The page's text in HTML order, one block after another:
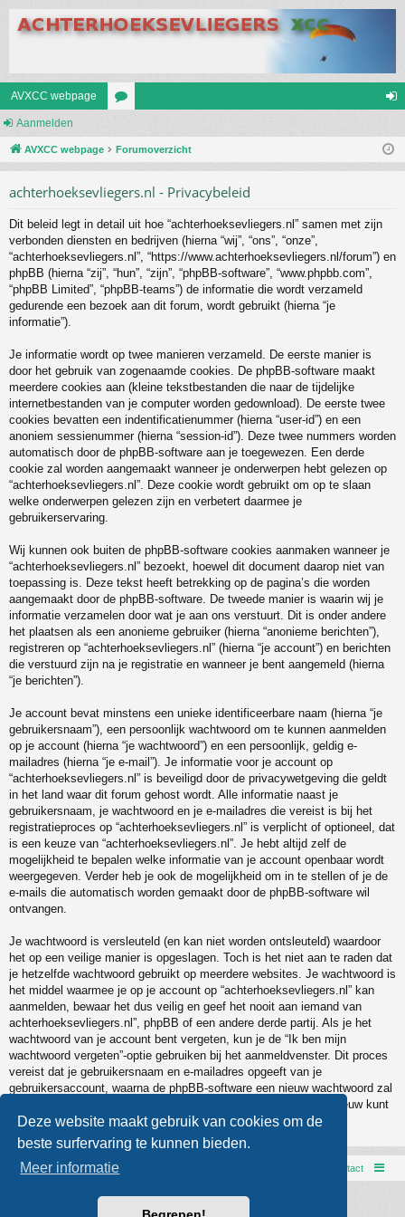
Deze website maakt gebruik van cookies om de
beste surfervaring te kunnen bieden.
Meer informatie
AVXCC webpage
u
s
m
Aanmelden
AVXCC webpage Forumoverzicht
achterhoeksevliegers.nl - Privacybeleid
Dit beleid legt in detail uit hoe “achterhoeksevliegers.nl” samen met zijn
verbonden diensten en bedrijven (hierna “wij”, “ons”, “onze”,
“achterhoeksevliegers.nl”, “https://www.achterhoeksevliegers.nl/forum”) en
phpBB (hierna “zij”, “hun”, “zijn”, “phpBB-software”, “www.phpbb.com”,
“phpBB Limited”, “phpBB-teams”) de informatie die wordt verzameld
gedurende een bezoek aan dit forum, wordt gebruikt (hierna “je
informatie”).
Je informatie wordt op twee manieren verzameld. De eerste manier is
door het gebruik van zogenaamde cookies. De phpBB-software maakt
meerdere cookies aan (kleine tekstbestanden die naar de tijdelijke
internetbestanden van je computer worden gedownload). De eerste twee
cookies bevatten een indentificatienummer (hierna “user-id”) en een
anoniem sessienummer (hierna “session-id”). Deze twee nummers worden
automatisch door de phpBB-software aan je toegewezen. Een derde
cookie zal worden aangemaakt wanneer je onderwerpen hebt gelezen op
“achterhoeksevliegers.nl”. Deze cookie wordt gebruikt om op te slaan
welke onderwerpen gelezen zijn en verbetert daarmee je
gebruikerservaring.
Wij kunnen ook buiten de phpBB-software cookies aanmaken wanneer je
“achterhoeksevliegers.nl” bezoekt, hoewel dit document daarop niet van
toepassing is. Deze tekst heeft betrekking op de pagina’s die worden
aangemaakt door de phpBB-software. De tweede manier is waarin wij je
informatie verzamelen door wat je aan ons verstuurt. Dit is onder andere
het plaatsen als een anonieme gebruiker (hierna “anonieme berichten”),
registreren op “achterhoeksevliegers.nl” (hierna “je account”) en berichten
die verstuurd zijn na je registratie en wanneer je bent aangemeld (hierna
“je berichten”).
Je account bevat minstens een unieke identificeerbare naam (hierna “je
gebruikersnaam”), een persoonlijk wachtwoord om te kunnen aanmelden
op je account (hierna “je wachtwoord”) en een persoonlijk, geldig e-
mailadres (hierna “je e-mail”). Je informatie voor je account op
“achterhoeksevliegers.nl” is beveiligd door de privacywetgeving die geldt
in het land waar dit forum gehost wordt. Alle informatie naast je
gebruikersnaam, je wachtwoord en je e-mailadres die vereist is bij het
registratieproces op “achterhoeksevliegers.nl” is verplicht of optioneel, dat
is een keuze van “achterhoeksevliegers.nl”. Je hebt altijd zelf de
mogelijkheid te bepalen welke informatie van je account openbaar wordt
weergegeven. Verder heb je ook de mogelijkheid om in te stellen of je de
e-mails die automatisch worden gemaakt door de phpBB-software wil
ontvangen.
Je wachtwoord is versleuteld (en kan niet worden ontsleuteld) waardoor
het op een veilige manier is opgeslagen. Toch is het niet aan te raden dat
je hetzelfde wachtwoord gebruikt op meerdere websites. Je wachtwoord is
het middel waarmee je op je account op “achterhoeksevliegers.nl” kan
aanmelden, bewaar het dus veilig en geef het nooit aan iemand van
achterhoeksevliegers.nl”, phpBB of een andere derde partij. Als je het
wachtwoord van je account bent vergeten, kun je de “Ik ben mijn
wachtwoord vergeten”-optie gebruiken bij het aanmeldvenster. Dit proces
vereist dat je gebruikersnaam en e-mailadres opgeeft van je
gebruikersaccount, waarna de phpBB-software een nieuw wachtwoord zal
genereren en zal opsturen naar het e-mailadres, zodat je je opnieuw kunt
aanmelden.
AVXCC webpage Forumoverzicht Contact
Powered byphpBB® Forum Software © phpBB Limited
Style doorArty- phpBB 3.3 door MrGaby